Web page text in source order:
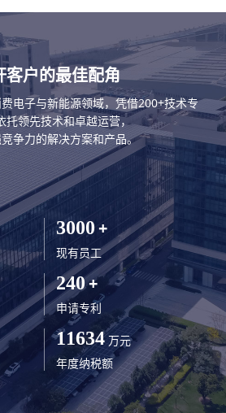
客户的最佳配角
电子与新能源领域，凭借200+技术专
托领先技术和卓越运营，
争力的解决方案和产品。
3000+
现有员工
240+
申请专利
11634 万元
年度纳税额